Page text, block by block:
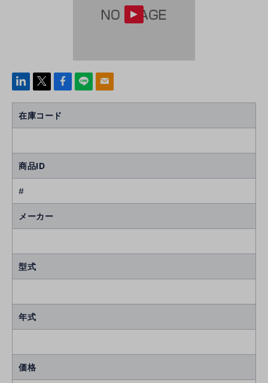
linke
Face
k
line mail
在庫コード
商品ID
#
メーカー
型式
年式
価格